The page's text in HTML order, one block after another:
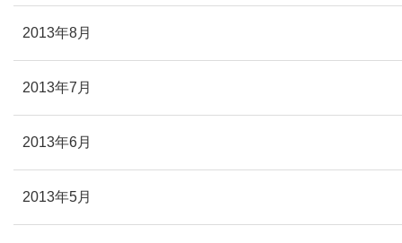
2013年8月
2013年7月
2013年6月
2013年5月